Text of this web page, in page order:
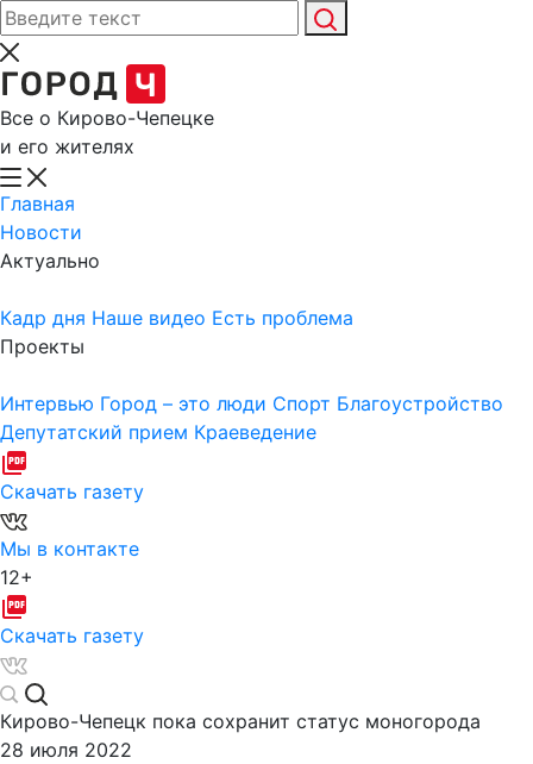
Все о Кирово-Чепецке
и его жителях
Главная
Новости
Актуально
Кадр дня Наше видео Есть проблема
Проекты
Интервью Город – это люди Спорт Благоустройство
Депутатский прием Краеведение
Скачать газету
Мы в контакте
12+
Скачать газету
Кирово-Чепецк пока сохранит статус моногорода
28 июля 2022